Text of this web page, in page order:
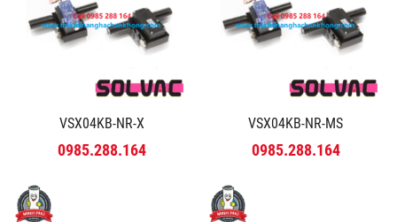
VSX04KB-NR-X
0985.288.164
VSX04KB-NR-MS
0985.288.164